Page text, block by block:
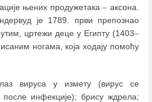
њених продужетака– аксона.
је 1789. први препознао
цртежи деце у Египту (1403–
ногама, која ходају помоћу
вируса у измету (вирус се
инфекције); брису ждрела;